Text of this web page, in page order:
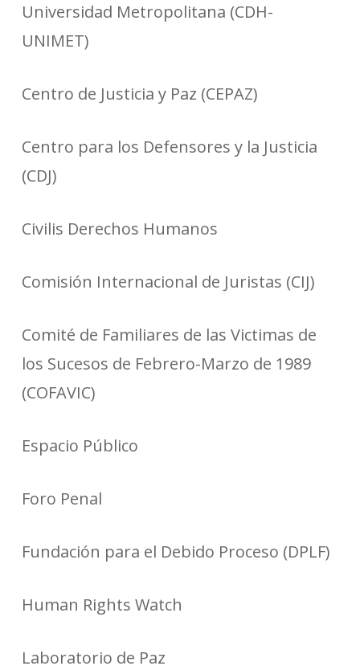
Universidad Metropolitana (CDH-
UNIMET)
Centro de Justicia y Paz (CEPAZ)
Centro para los Defensores y la Justicia
(CDJ)
Civilis Derechos Humanos
Comisión Internacional de Juristas (CIJ)
Comité de Familiares de las Victimas de
los Sucesos de Febrero-Marzo de 1989
(COFAVIC)
Espacio Público
Foro Penal
Fundación para el Debido Proceso (DPLF)
Human Rights Watch
Laboratorio de Paz